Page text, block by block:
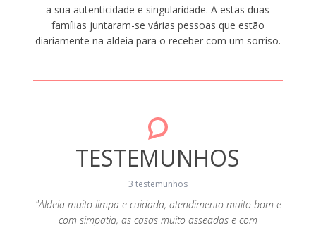
a sua autenticidade e singularidade. A estas duas
famílias juntaram-se várias pessoas que estão
diariamente na aldeia para o receber com um sorriso.
TESTEMUNHOS
3 testemunhos
"Aldeia muito limpa e cuidada, atendimento muito bom e
com simpatia, as casas muito asseadas e com